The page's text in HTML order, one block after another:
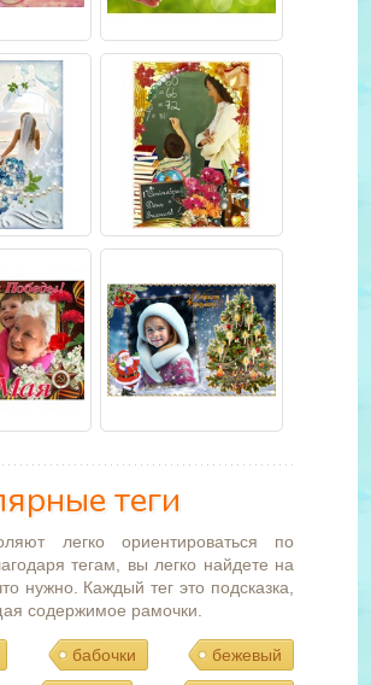
теги
легко ориентироваться по
тегам, вы легко найдете на
нужно. Каждый тег это подсказка,
содержимое рамочки.
бабочки бежевый